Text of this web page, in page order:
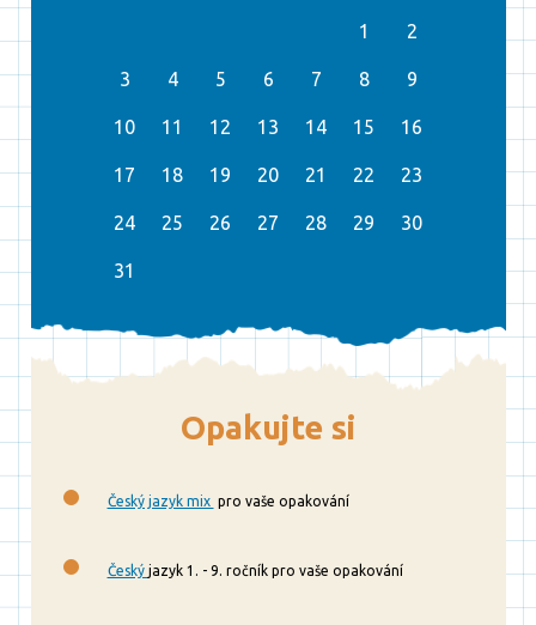
1 2
3 4 5 6 7 8 9
10 11 12 13 14 15 16
17 18 19 20 21 22 23
24 25 26 27 28 29 30
31
Opakujte si
Český jazyk mix pro vaše opakování
Český jazyk 1. - 9. ročník pro vaše opakování